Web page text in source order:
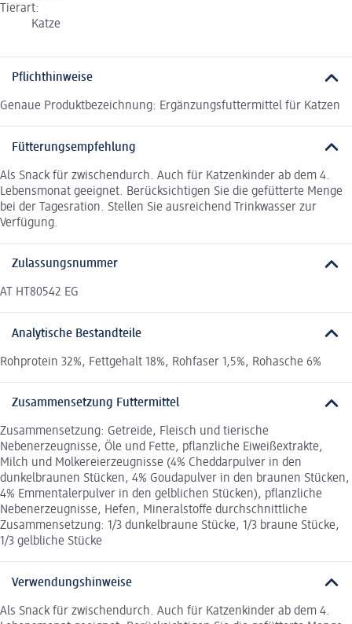
Tierart:
Katze
Pflichthinweise
Genaue Produktbezeichnung: Ergänzungsfuttermittel für Katzen
Fütterungsempfehlung
Als Snack für zwischendurch. Auch für Katzenkinder ab dem 4.
Lebensmonat geeignet. Berücksichtigen Sie die gefütterte Menge
bei der Tagesration. Stellen Sie ausreichend Trinkwasser zur
Verfügung.
Zulassungsnummer
AT HT80542 EG
Analytische Bestandteile
Rohprotein 32%, Fettgehalt 18%, Rohfaser 1,5%, Rohasche 6%
Zusammensetzung Futtermittel
Zusammensetzung: Getreide, Fleisch und tierische
Nebenerzeugnisse, Öle und Fette, pflanzliche Eiweißextrakte,
Milch und Molkereierzeugnisse (4% Cheddarpulver in den
dunkelbraunen Stücken, 4% Goudapulver in den braunen Stücken,
4% Emmentalerpulver in den gelblichen Stücken), pflanzliche
Nebenerzeugnisse, Hefen, Mineralstoffe durchschnittliche
Zusammensetzung: 1/3 dunkelbraune Stücke, 1/3 braune Stücke,
1/3 gelbliche Stücke
Verwendungshinweise
Als Snack für zwischendurch. Auch für Katzenkinder ab dem 4.